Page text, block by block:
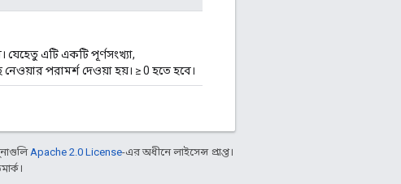
যেহেতু এটি একটি পূর্ণসংখ্যা,
পরামর্শ দেওয়া হয়। ≥ 0 হতে হবে।
Apache 2.0 License-এর অধীনে লাইসেন্স প্রাপ্ত।